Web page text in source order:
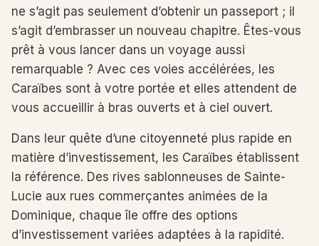
ne s’agit pas seulement d’obtenir un passeport ; il
s’agit d’embrasser un nouveau chapitre. Êtes-vous
prêt à vous lancer dans un voyage aussi
remarquable ? Avec ces voies accélérées, les
Caraïbes sont à votre portée et elles attendent de
vous accueillir à bras ouverts et à ciel ouvert.
Dans leur quête d’une citoyenneté plus rapide en
matière d’investissement, les Caraïbes établissent
la référence. Des rives sablonneuses de Sainte-
Lucie aux rues commerçantes animées de la
Dominique, chaque île offre des options
d’investissement variées adaptées à la rapidité.